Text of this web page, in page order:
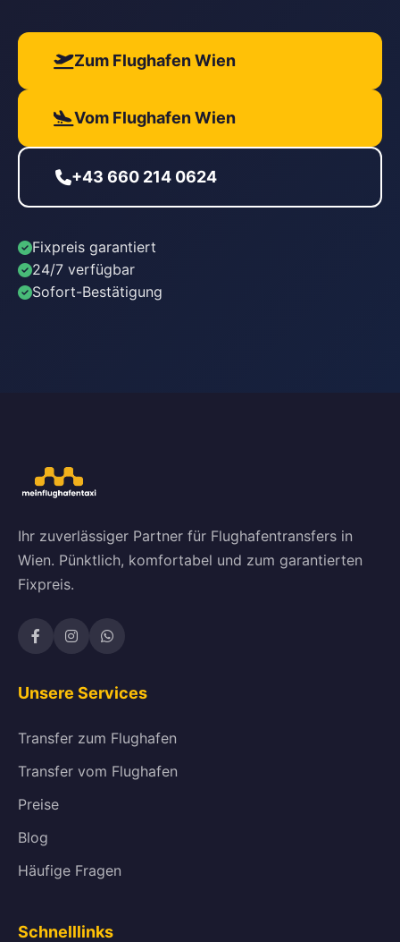
Zum Flughafen Wien
Vom Flughafen Wien
+43 660 214 0624
Fixpreis garantiert
24/7 verfügbar
Sofort-Bestätigung
Ihr zuverlässiger Partner für Flughafentransfers in
Wien. Pünktlich, komfortabel und zum garantierten
Fixpreis.
Unsere Services
Transfer zum Flughafen
Transfer vom Flughafen
Preise
Blog
Häufige Fragen
Schnelllinks